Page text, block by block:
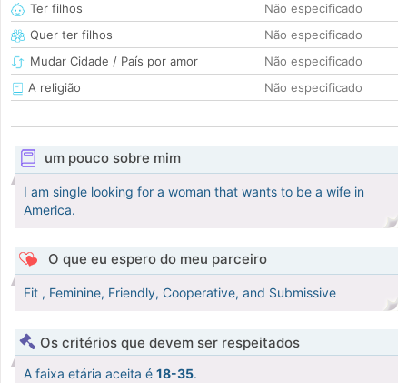
Ter filhos
Não especificado
Quer ter filhos
Não especificado
Mudar Cidade / País por amor
Não especificado
A religião
Não especificado
um pouco sobre mim
I am single looking for a woman that wants to be a wife in
America.
O que eu espero do meu parceiro
Fit , Feminine, Friendly, Cooperative, and Submissive
Os critérios que devem ser respeitados
A faixa etária aceita é 18-35.